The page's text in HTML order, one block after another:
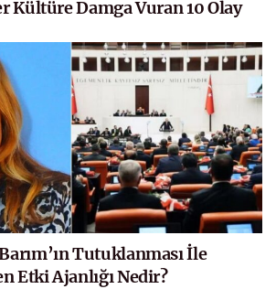
Kültüre Damga Vuran 10 Olay
Tutuklanması İle
Etki Ajanlığı Nedir?